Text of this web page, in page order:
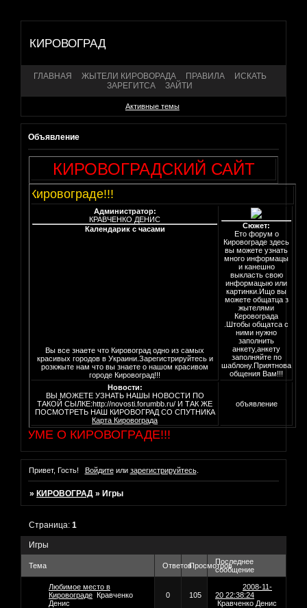
КИРОВОГРАД
ГЛАВНАЯ ЖЫТЕЛИ КИРОВОРАДА ПРАВИЛА
ИСКАТЬ
ЗАРЕГИТСА
ЗАЙТИ
Активные темы
Объявление
КИРОВОГРАДСКИЙ САЙТ
о Кировограде!!!
Администратор:
КРАВЧЕНКО ДЕНИС
Календарик с часами
Вы все знаете что Кировоград одно из самых
красивых городов в Украини.Зарегистрируйтесь и
розкжыте нам что вы знаете о нашом красивом
городе Кировоград!!!
Сюжет:
Ето форум о
Кировограде здесь
вы можете узнать
много информацы
и канешно
выкласть свою
информацыю или
картинки.Ищо вы
можете общатца з
жытелями
Керовограда
.Штобы общатса с
ними нужно
заполнить
анкету,анкету
заполняйте по
шаблону.Приятнова
общения Вам!!!
Новости:
ВЫ МОЖЕТЕ УЗНАТЬ НАШЫ НОВОСТИ ПО
ТАКОЙ СЫЛКЕ:http://novosti.forumbb.ru/ И ТАК ЖЕ
ПОСМОТРЕТЬ НАШ КИРОВОГРАД СО СПУТНИКА
Карта Кировограда
объявление
О КИРОВОГРАДЕ!!!
Привет, Гость! Войдитеили зарегистрируйтесь.
» КИРОВОГРАД » Игры
Игры
Страница:1
Тема ОтветовПросмотровПоследнее
сообщение
Любимое место в
Кировограде Кравченко
Денис
0 105
2008-11-
20 22:38:24
Кравченко Денис